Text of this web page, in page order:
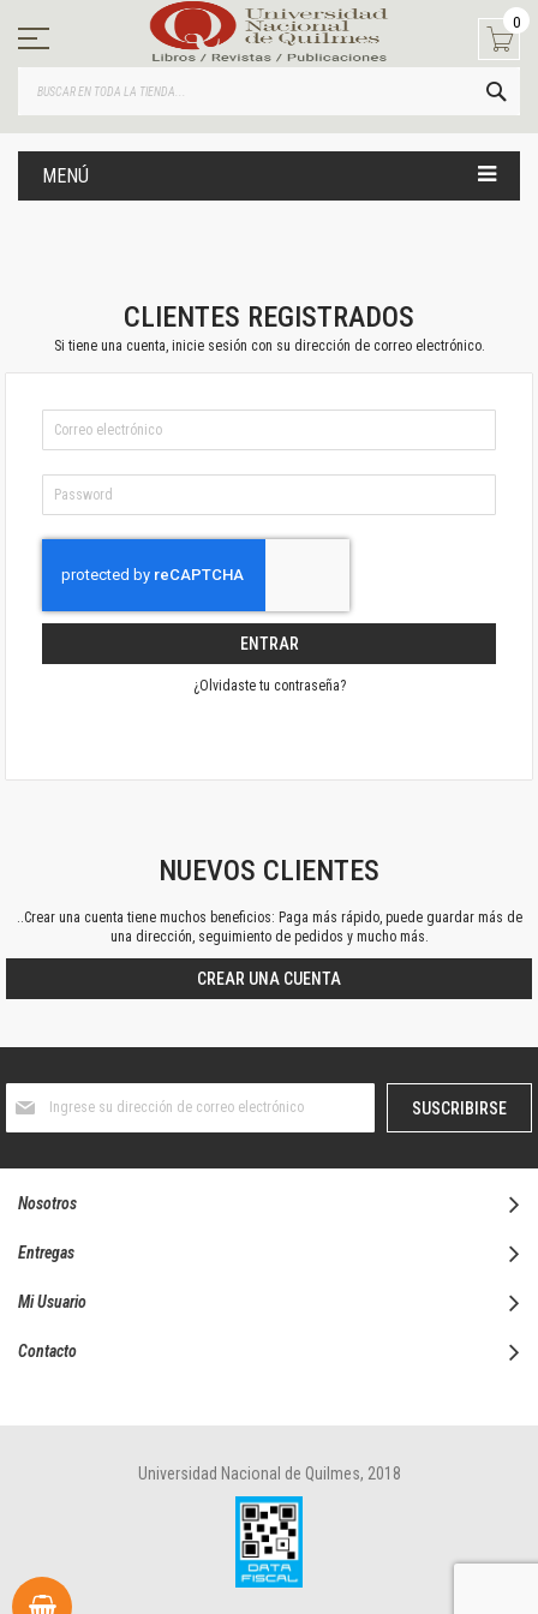
contenido
0
MENÚ
CLIENTES REGISTRADOS
Si tiene una cuenta, inicie sesión con su dirección de correo electrónico.
ENTRAR
¿Olvidaste tu contraseña?
NUEVOS CLIENTES
..Crear una cuenta tiene muchos beneficios: Paga más rápido, puede guardar más de
una dirección, seguimiento de pedidos y mucho más.
CREAR UNA CUENTA
boletín
SUSCRIBIRSE
Nosotros
Entregas
Mi Usuario
Contacto
Universidad Nacional de Quilmes, 2018